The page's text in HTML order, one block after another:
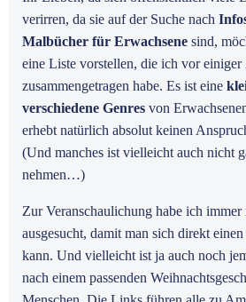
verirren, da sie auf der Suche nach
Malbücher für Erwachsene sind,
eine Liste vorstellen, die ich vor einiger
zusammengetragen habe. Es ist eine
verschiedene Genres von
erhebt natürlich absolut keinen
(Und manches ist vielleicht auch nicht
nehmen…)
Zur Veranschaulichung habe ich
ausgesucht, damit man sich direkt
kann. Und vielleicht ist ja auch noch
nach einem passenden